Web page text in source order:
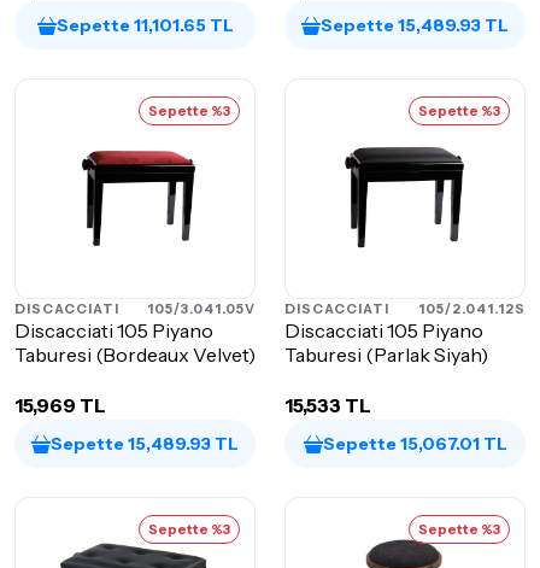
Sepette 11,101.65 TL Sepette 15,489.93 TL
Sepette %3
DISCACCIATI 105/3.041.05V
Discacciati 105 Piyano
Taburesi (Bordeaux Velvet)
15,969 TL
Sepette 15,489.93 TL
Sepette %3
DISCACCIATI 105/2.041.12S
Discacciati 105 Piyano
Taburesi (Parlak Siyah)
15,533 TL
Sepette 15,067.01 TL
Sepette %3 Sepette %3